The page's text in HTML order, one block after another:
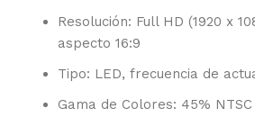
Resolución: Full HD (1920 x
aspecto 16:9
Tipo: LED, frecuencia de
Gama de Colores: 45% NTSC